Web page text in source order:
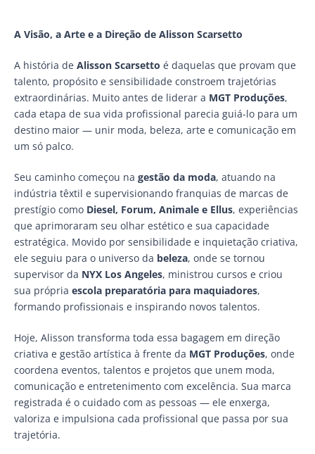
A Visão, a Arte e a Direção de Alisson Scarsetto
A história de Alisson Scarsetto é daquelas que provam que
talento, propósito e sensibilidade constroem trajetórias
extraordinárias. Muito antes de liderar a MGT Produções,
cada etapa de sua vida profissional parecia guiá-lo para um
destino maior — unir moda, beleza, arte e comunicação em
um só palco.
Seu caminho começou na gestão da moda, atuando na
indústria têxtil e supervisionando franquias de marcas de
prestígio como Diesel, Forum, Animale e Ellus, experiências
que aprimoraram seu olhar estético e sua capacidade
estratégica. Movido por sensibilidade e inquietação criativa,
ele seguiu para o universo da beleza, onde se tornou
supervisor da NYX Los Angeles, ministrou cursos e criou
sua própria escola preparatória para maquiadores,
formando profissionais e inspirando novos talentos.
Hoje, Alisson transforma toda essa bagagem em direção
criativa e gestão artística à frente da MGT Produções, onde
coordena eventos, talentos e projetos que unem moda,
comunicação e entretenimento com excelência. Sua marca
registrada é o cuidado com as pessoas — ele enxerga,
valoriza e impulsiona cada profissional que passa por sua
trajetória.